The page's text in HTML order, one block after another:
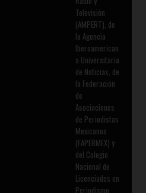
Televisión
(AMPERT), de
la Agencia
Iberoamerican
a Universitaria
de Noticias, de
la Federación
de
Asociaciones
de Periodistas
Mexicanos
(FAPERMEX) y
del Colegio
Nacional de
Licenciados en
Periodismo